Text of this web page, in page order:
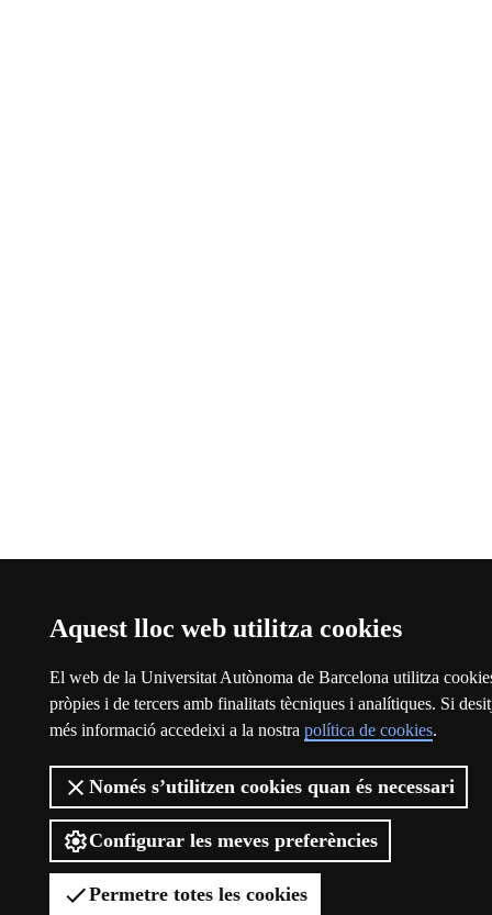
Aquest lloc web utilitza cookies
El web de la Universitat Autònoma de Barcelona utilitza
pròpies i de tercers amb finalitats tècniques i analítiques. Si
més informació accedeixi a la nostra política de cookies.
Només s’utilitzen cookies quan és necessari
Configurar les meves preferències
Permetre totes les cookies